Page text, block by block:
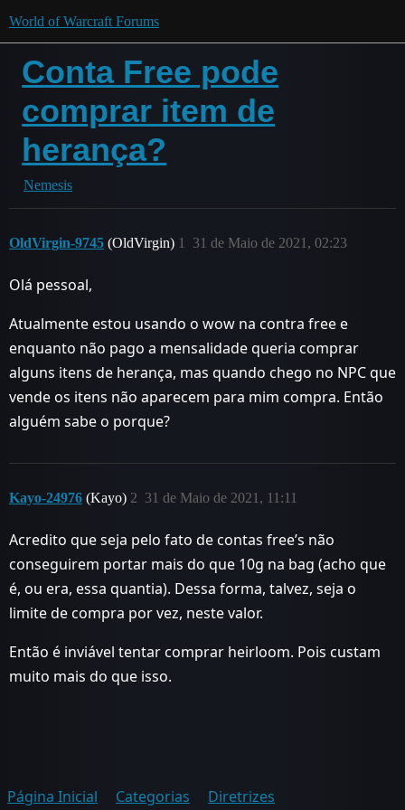
World of Warcraft Forums
Conta Free pode
comprar item de
herança?
Nemesis
OldVirgin-9745 (OldVirgin) 31 de Maio de 2021, 02:23
1
Olá pessoal,
Atualmente estou usando o wow na contra free e
enquanto não pago a mensalidade queria comprar
alguns itens de herança, mas quando chego no NPC que
vende os itens não aparecem para mim compra. Então
alguém sabe o porque?
Kayo-24976 (Kayo) 31 de Maio de 2021, 11:11
2
Acredito que seja pelo fato de contas free’s não
conseguirem portar mais do que 10g na bag (acho que
é, ou era, essa quantia). Dessa forma, talvez, seja o
limite de compra por vez, neste valor.
Então é inviável tentar comprar heirloom. Pois custam
muito mais do que isso.
Página Inicial Categorias Diretrizes